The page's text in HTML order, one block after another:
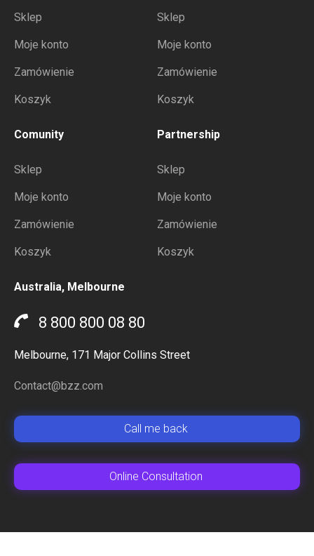
Sklep
Moje konto
Zamówienie
Koszyk
Sklep
Moje konto
Zamówienie
Koszyk
Comunity
Sklep
Moje konto
Zamówienie
Koszyk
Partnership
Sklep
Moje konto
Zamówienie
Koszyk
Australia, Melbourne
8 800 800 08 80
Melbourne, 171 Major Collins Street
Contact@bzz.com
Сall me back
Online Сonsultation